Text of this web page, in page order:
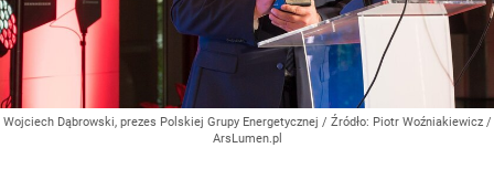
Wojciech Dąbrowski, prezes Polskiej Grupy Energetycznej / Źródło: Piotr Woźniakiewicz /
ArsLumen.pl